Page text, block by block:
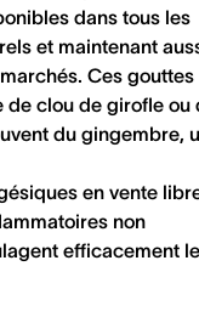
dans tous les
et maintenant
Ces gouttes
de clou de girofle ou
du gingembre,
en vente
non
efficacement